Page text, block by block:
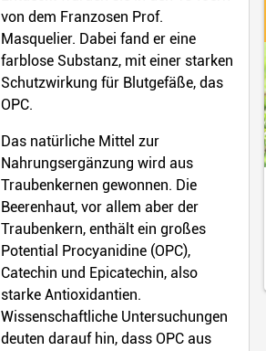
von dem Franzosen Prof.
Masquelier. Dabei fand er eine
farblose Substanz, mit einer starken
Schutzwirkung für Blutgefäße, das
OPC.
Das natürliche Mittel zur
Nahrungsergänzung wird aus
Traubenkernen gewonnen. Die
Beerenhaut, vor allem aber der
Traubenkern, enthält ein großes
Potential Procyanidine (OPC),
Catechin und Epicatechin, also
starke Antioxidantien.
Wissenschaftliche Untersuchungen
deuten darauf hin, dass OPC aus